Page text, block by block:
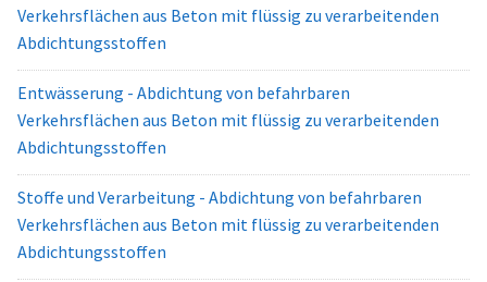
Verkehrsflächen aus Beton mit flüssig zu verarbeitenden
Abdichtungsstoffen
Entwässerung - Abdichtung von befahrbaren
Verkehrsflächen aus Beton mit flüssig zu verarbeitenden
Abdichtungsstoffen
Stoffe und Verarbeitung - Abdichtung von befahrbaren
Verkehrsflächen aus Beton mit flüssig zu verarbeitenden
Abdichtungsstoffen